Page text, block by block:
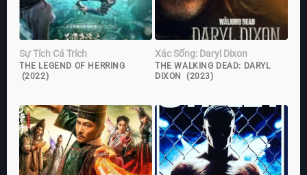
Sự Tích Cá Trích
THE LEGEND OF HERRING
(2022)
Xác Sống: Daryl Dixon
THE WALKING DEAD: DARYL
DIXON (2023)